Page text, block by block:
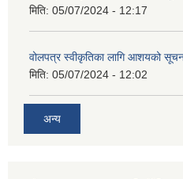
मिति: 05/07/2024 - 12:17
वोलपत्र स्वीकृतिका लागि आशयको
मिति: 05/07/2024 - 12:02
अन्य